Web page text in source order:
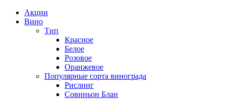
Акции
Вино
Тип
Красное
Белое
Розовое
Оранжевое
Популярные сорта винограда
Рислинг
Совиньон Блан